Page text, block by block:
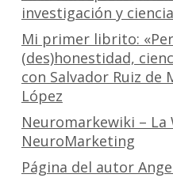
investigación y
Mi primer librito:
(des)honestidad,
con Salvador Ruiz de
López
Neuromarkewiki – La
NeuroMarketing
Página del autor